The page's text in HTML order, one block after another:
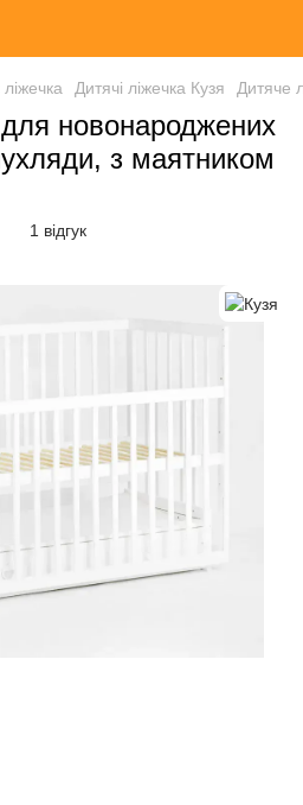
ліжечка Дитячі ліжечка Кузя Дитяче
новонароджених
з маятником
1 відгук